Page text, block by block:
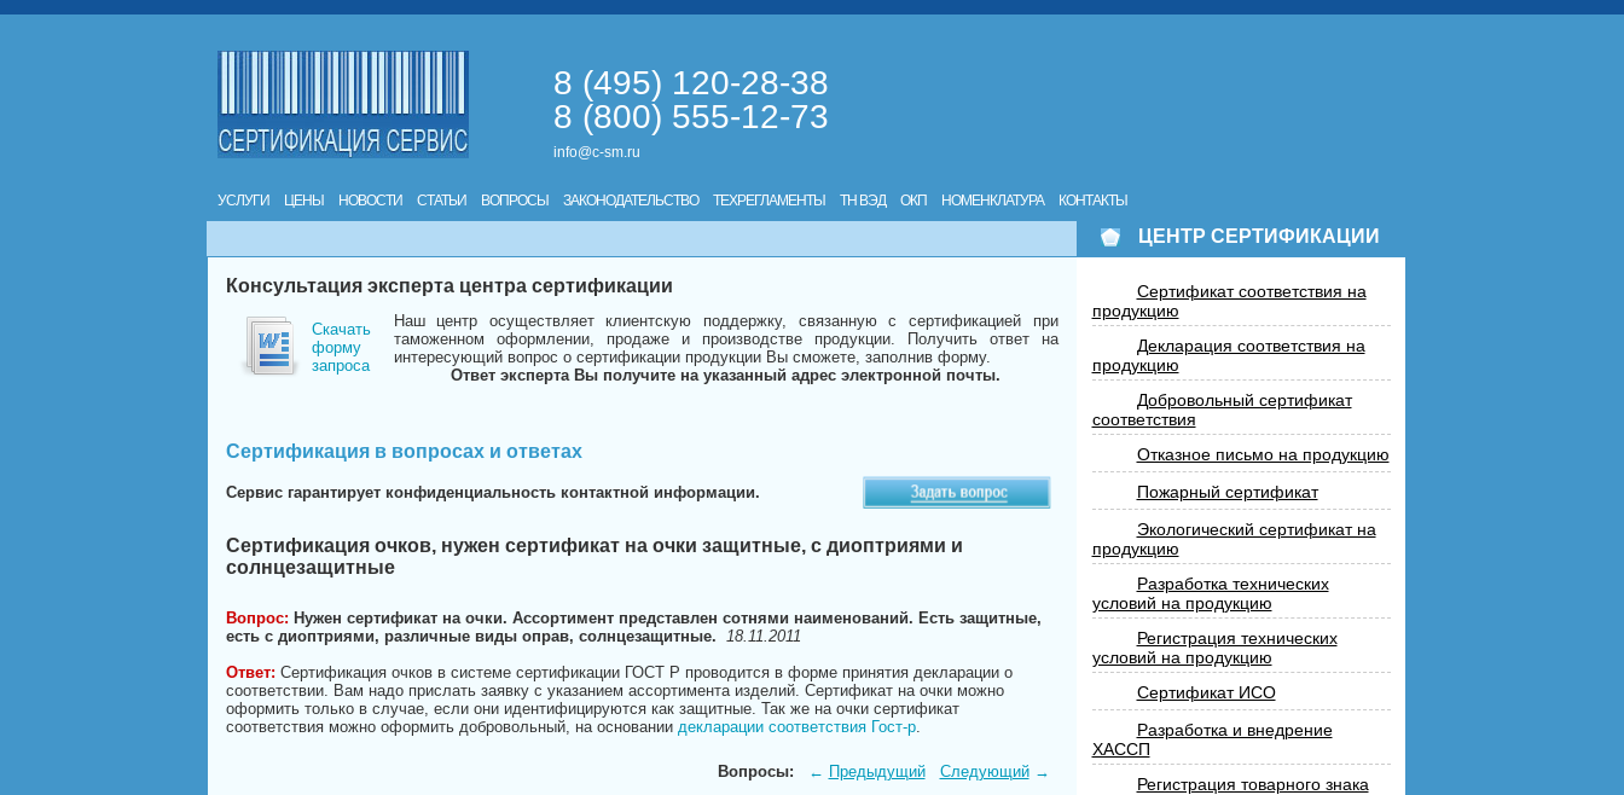
8 (495) 120-28-38
8 (800) 555-12-73
info@c-sm.ru
УСЛУГИ ЦЕНЫ НОВОСТИ СТАТЬИ ВОПРОСЫ ЗАКОНОДАТЕЛЬСТВО ТЕХРЕГЛАМЕНТЫ ТН ВЭД ОКП НОМЕНКЛАТУРА КОНТАКТЫ
ЦЕНТР СЕРТИФИКАЦИИ
Консультация эксперта центра сертификации
Скачать
форму
запроса
Наш центр осуществляет клиентскую поддержку, связанную с сертификацией при
таможенном оформлении, продаже и производстве продукции. Получить ответ на
интересующий вопрос о сертификации продукции Вы сможете, заполнив форму.
Ответ эксперта Вы получите на указанный адрес электронной почты.
Сертификация в вопросах и ответах
Сервис гарантирует конфиденциальность контактной информации.
Сертификация очков, нужен сертификат на очки защитные, с диоптриями и
солнцезащитные
Вопрос: Нужен сертификат на очки. Ассортимент представлен сотнями наименований. Есть защитные,
есть с диоптриями, различные виды оправ, солнцезащитные. 18.11.2011
Ответ: Сертификация очков в системе сертификации ГОСТ Р проводится в форме принятия декларации о
соответствии. Вам надо прислать заявку с указанием ассортимента изделий. Сертификат на очки можно
оформить только в случае, если они идентифицируются как защитные. Так же на очки сертификат
соответствия можно оформить добровольный, на основании декларации соответствия Гост-р.
Вопросы: ← Предыдущий Следующий→
Сертификат соответствия на
продукцию
Декларация соответствия на
продукцию
Добровольный сертификат
соответствия
Отказное письмо на продукцию
Пожарный сертификат
Экологический сертификат на
продукцию
Разработка технических
условий на продукцию
Регистрация технических
условий на продукцию
Сертификат ИСО
Разработка и внедрение
ХАССП
Регистрация товарного знака